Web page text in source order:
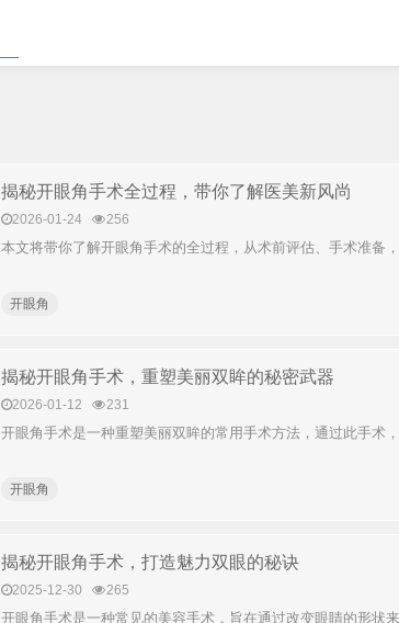
揭秘开眼角手术全过程，带你了解医美新风尚
2026-01-24 256
本文将带你了解开眼角手术的全过程，从术前评估、手术准备
开眼角​
揭秘开眼角手术，重塑美丽双眸的秘密武器
2026-01-12 231
开眼角手术是一种重塑美丽双眸的常用手术方法，通过此手术
开眼角​
揭秘开眼角手术，打造魅力双眼的秘诀
2025-12-30 265
开眼角手术是一种常见的美容手术，旨在通过改变眼睛的形状